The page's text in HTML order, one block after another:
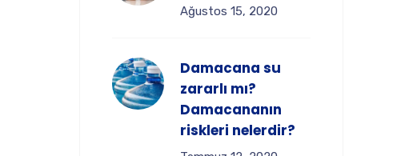
Ağustos 15, 2020
Damacana su
zararlı mı?
Damacananın
riskleri nelerdir?